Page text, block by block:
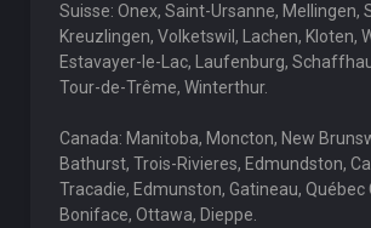
Suisse: Onex, Saint-Ursanne, Mellingen,
Kreuzlingen, Volketswil, Lachen, Kloten,
Estavayer-le-Lac, Laufenburg,
Tour-de-Trême, Winterthur.
Canada: Manitoba, Moncton, New
Bathurst, Trois-Rivieres, Edmundston,
Tracadie, Edmunston, Gatineau, Québec
Boniface, Ottawa, Dieppe.